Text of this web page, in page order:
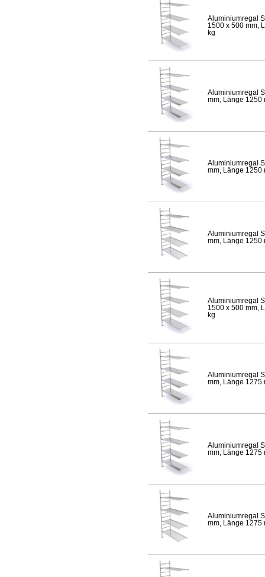
Aluminiumregal
1500 x 500 mm,
kg
Aluminiumregal
mm, Länge 1250
Aluminiumregal
mm, Länge 1250
Aluminiumregal
mm, Länge 1250
Aluminiumregal
1500 x 500 mm,
kg
Aluminiumregal
mm, Länge 1275
Aluminiumregal
mm, Länge 1275
Aluminiumregal
mm, Länge 1275